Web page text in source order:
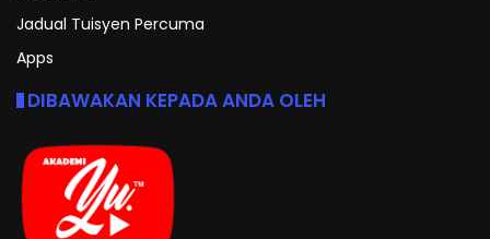
Jadual Tuisyen Percuma
Apps
DIBAWAKAN KEPADA ANDA OLEH